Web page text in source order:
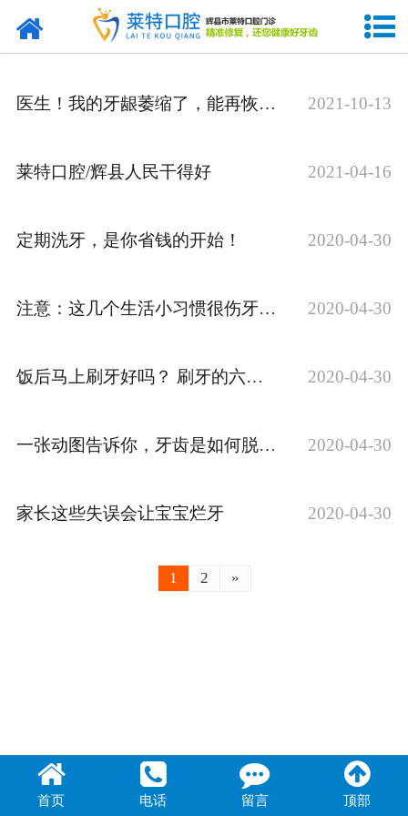
网站首页
诊疗项目
医院环境
新闻资讯
联系我们
医生！我的牙龈萎缩了，能再恢复吗? 2021-10-13
莱特口腔/辉县人民干得好 2021-04-16
定期洗牙，是你省钱的开始！ 2020-04-30
注意：这几个生活小习惯很伤牙，赶快纠正！ 2020-04-30
饭后马上刷牙好吗？ 刷牙的六大误区！ 2020-04-30
一张动图告诉你，牙齿是如何脱落的…… 2020-04-30
家长这些失误会让宝宝烂牙 2020-04-30
1 2 »
首页 电话 留言 顶部